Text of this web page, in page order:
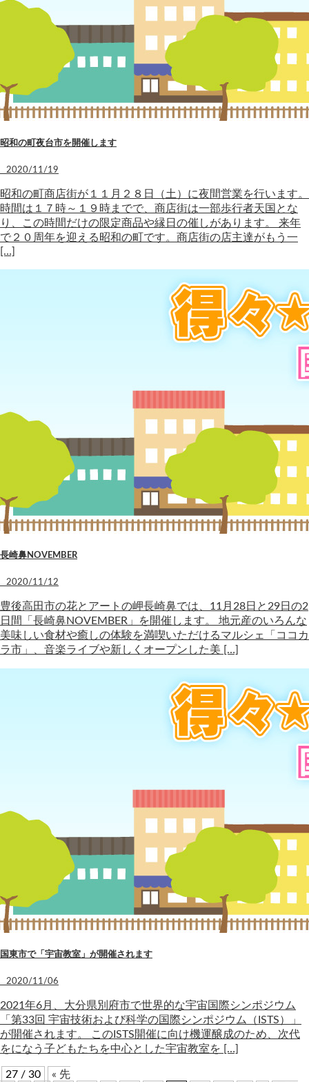
昭和の町夜台市を開催します
2020/11/19
昭和の町商店街が１１月２８日（土）に夜間営業を行います。
時間は１７時～１９時までで、商店街は一部歩行者天国とな
り、この時間だけの限定商品や縁日の催しがあります。 来年
で２０周年を迎える昭和の町です。商店街の店主達がもう一
[…]
長崎鼻NOVEMBER
2020/11/12
豊後高田市の花とアートの岬長崎鼻では、11月28日と29日の2
日間「長崎鼻NOVEMBER」を開催します。 地元産のいろんな
美味しい食材や癒しの体験を満喫いただけるマルシェ「ココカ
ラ市」、音楽ライブや新しくオープンした美 […]
国東市で「宇宙教室」が開催されます
2020/11/06
2021年6月、大分県別府市で世界的な宇宙国際シンポジウム
「第33回 宇宙技術および科学の国際シンポジウム（ISTS）」
が開催されます。 このISTS開催に向け機運醸成のため、次代
をになう子どもたちを中心とした宇宙教室を […]
27 / 30
« 先